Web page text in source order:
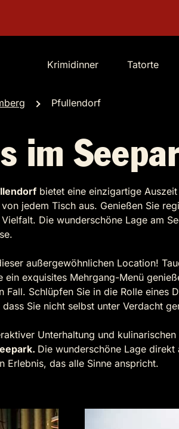
Krimidinner Tatorte
Pfullendorf
im
bietet eine einzigartige
jedem Tisch aus. Genießen Sie
Die wunderschöne Lage am
außergewöhnlichen Location!
ein exquisites Mehrgang-Menü
Fall. Schlüpfen Sie in die Rolle eines
Sie nicht selbst unter Verdacht
Unterhaltung und
Die wunderschöne Lage
Erlebnis, das alle Sinne anspricht.